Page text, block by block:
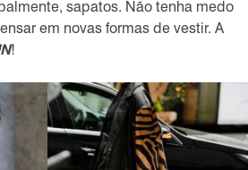
sapatos. Não tenha medo
em novas formas de vestir. A
!